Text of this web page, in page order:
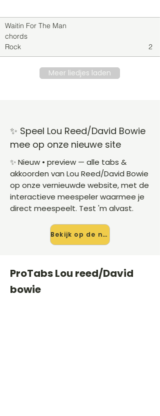
Waitin For The Man
chords
Rock
2
Meer liedjes laden
✨ Speel Lou Reed/David Bowie
mee op onze nieuwe site
✨ Nieuw • preview — alle tabs &
akkoorden van Lou Reed/David Bowie
op onze vernieuwde website, met de
interactieve meespeler waarmee je
direct meespeelt. Test 'm alvast.
Bekijk op de nieuwe site →
ProTabs Lou reed/David
bowie